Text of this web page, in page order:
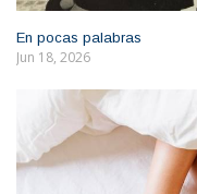
En pocas palabras
Jun 18, 2026